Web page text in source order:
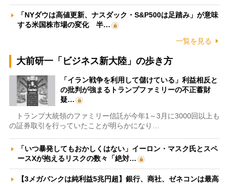
「NYダウは高値更新、ナスダック・S&P500は足踏み」が意味
する米国株市場の変化 半…
一覧を見る
大前研一「ビジネス新大陸」の歩き方
「イラン戦争を利用して儲けている」利益相反と
の批判が強まるトランプファミリーの不正蓄財
疑…
トランプ大統領のファミリー信託が今年1～3月に3000回以上も
の証券取引を行っていたことが明らかになり…
「いつ暴発してもおかしくはない」イーロン・マスク氏とスペ
ースXが抱えるリスクの数々「絶対…
【3メガバンクは純利益5兆円超】銀行、商社、ゼネコンは最高